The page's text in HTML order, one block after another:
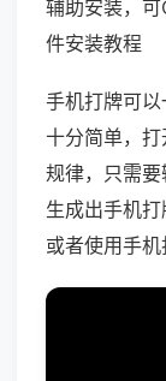
辅助安装，
件安装教程
手机打牌可以
十分简单，
规律，只需
生成出手机
或者使用手机